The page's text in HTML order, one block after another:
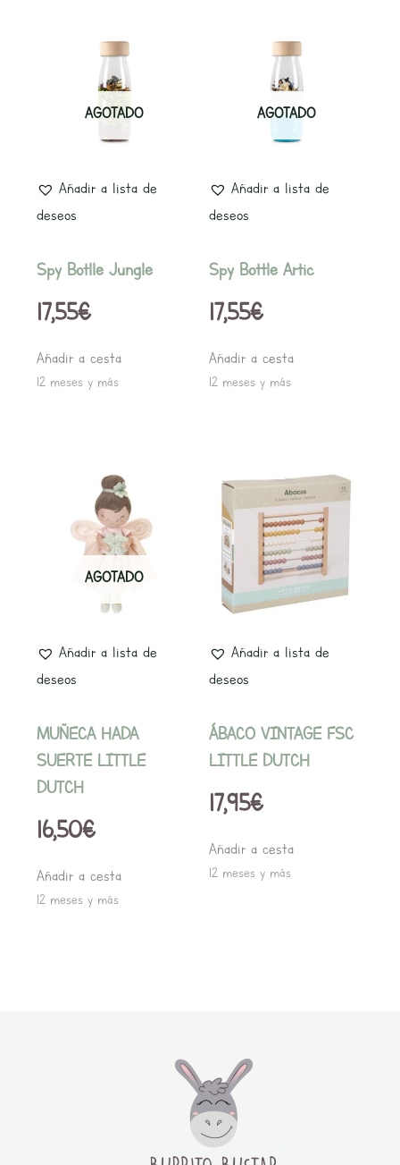
AGOTADO
Añadir a lista de
deseos
Spy Botlle Jungle
17,55€
Añadir a cesta
12 meses y más
AGOTADO
Añadir a lista de
deseos
Spy Bottle Artic
17,55€
Añadir a cesta
12 meses y más
AGOTADO
Añadir a lista de
deseos
MUÑECA HADA
SUERTE LITTLE
DUTCH
16,50€
Añadir a cesta
12 meses y más
Añadir a lista de
deseos
ÁBACO VINTAGE FSC
LITTLE DUTCH
17,95€
Añadir a cesta
12 meses y más